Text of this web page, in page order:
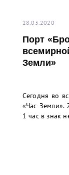
28.03.2020
Порт
Земли»
Сегодня во
«Час Земли».
1 час в знак